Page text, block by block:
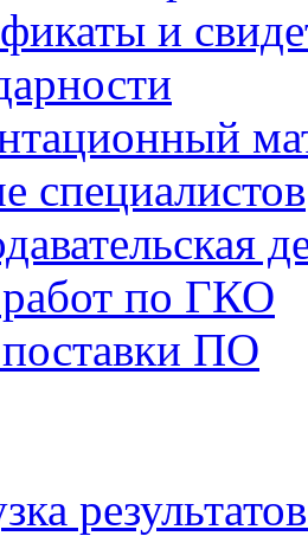
и
специалистов
по ГКО
ПО